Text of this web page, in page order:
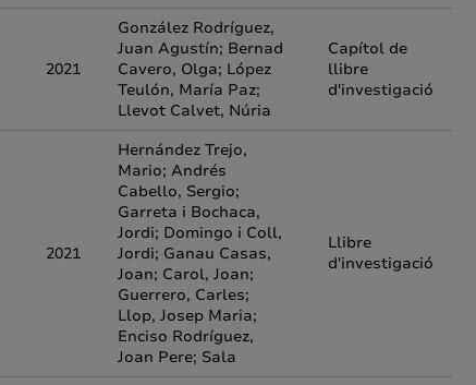
2021
González Rodríguez,
Juan Agustín; Bernad
Cavero, Olga; López
Teulón, María Paz;
Llevot Calvet, Núria
Capítol de
llibre
d'investigació
2021
Hernández Trejo,
Mario; Andrés
Cabello, Sergio;
Garreta i Bochaca,
Jordi; Domingo i Coll,
Jordi; Ganau Casas,
Joan; Carol, Joan;
Guerrero, Carles;
Llop, Josep Maria;
Enciso Rodríguez,
Joan Pere; Sala
Llibre
d'investigació